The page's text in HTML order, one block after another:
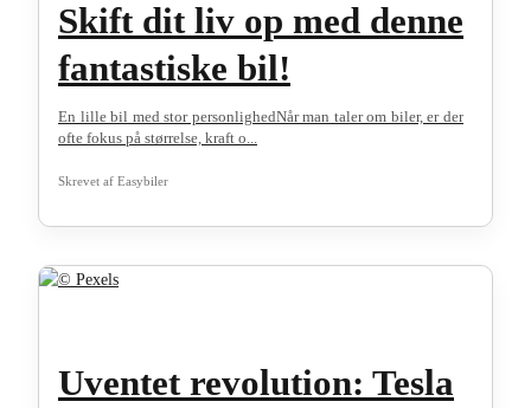
Skift dit liv op med denne
fantastiske bil!
En lille bil med stor personlighedNår man taler om biler, er der
ofte fokus på størrelse, kraft o...
Skrevet af Easybiler
Uventet revolution: Tesla